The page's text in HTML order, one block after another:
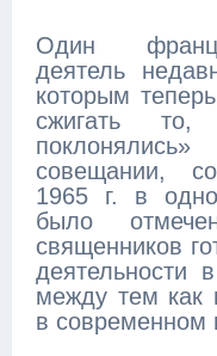
Один
деятель
которым
сжигать
совещании,
1965 г. в
было
священников
деятельности
между тем как
в